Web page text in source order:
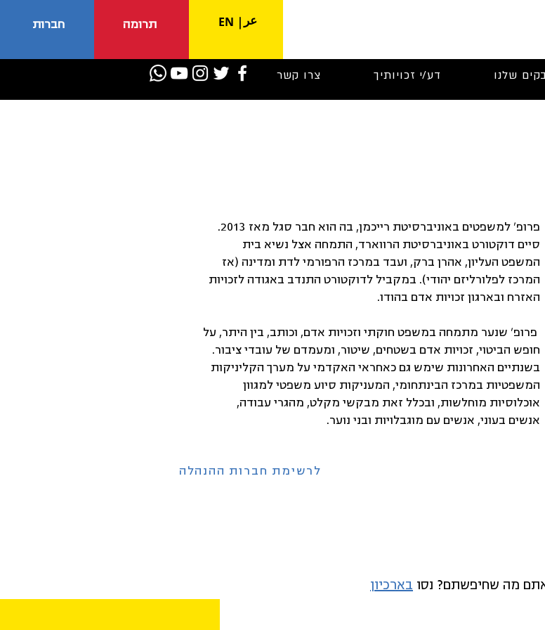
חברות תרומה عر EN
שלנו דע/י זכויותיך צרו קשר
פרופ' למשפטים באוניברסיטת רייכמן, בה הוא חבר סגל מאז 2013.
סיים דוקטורט באוניברסיטת הרווארד, התמחה אצל נשיא בית
המשפט העליון, אהרן ברק, ועבד במרכז הרפורמי לדת ומדינה (אז
המרכז לפלורליזם יהודי). במקביל לדוקטורט התנדב באגודה לזכויות
האזרח ובארגון זכויות אדם בהודו.
פרופ' שנער מתמחה במשפט חוקתי וזכויות אדם, וכותב, בין היתר, על
חופש הביטוי, זכויות אדם בשטחים, שיטור, ומעמדם של עובדי ציבור.
בשנתיים האחרונות שימש גם כאחראי האקדמי על מערך הקליניקות
המשפטיות במרכז הבינתחומי, המעניקות סיוע משפטי למגוון
אוכלוסיות מוחלשות, ובכלל זאת מבקשי מקלט, מהגרי עבודה,
אנשים בעוני, אנשים עם מוגבלויות ובני נוער.
לרשימת חברות ההנהלה
מה שחיפשתם? נסו בארכיון